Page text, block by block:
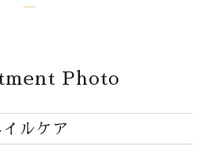
Photo
イルケア